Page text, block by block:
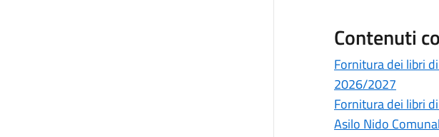
Contenuti
Fornitura dei libri
2026/2027
Fornitura dei libri
Asilo Nido